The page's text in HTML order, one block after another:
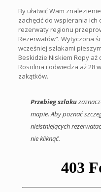
By ułatwić Wam
zachęcić do wspierania
rezerwaty regionu
Rezerwatów”. Wytyczona
wcześniej szlakami
Beskidzie Niskiem Ropy aż
Rosolina i odwiedza aż 28
zakątków.
Przebieg szlaku
mapie. Aby poznać
nieistniejących
nie kliknąć.